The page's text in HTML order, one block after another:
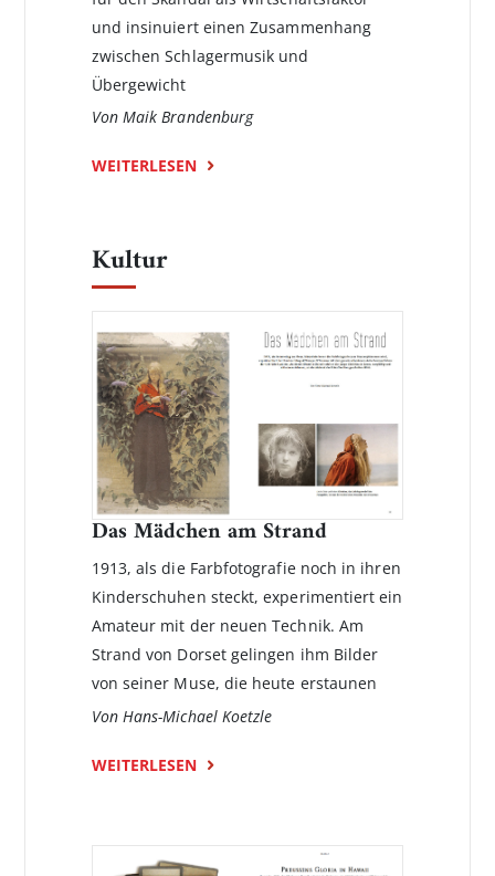
und insinuiert einen Zusammenhang
zwischen Schlagermusik und
Übergewicht
Von Maik Brandenburg
WEITERLESEN
Kultur
Das Mädchen am Strand
1913, als die Farbfotografie noch in ihren
Kinderschuhen steckt, experimentiert ein
Amateur mit der neuen Technik. Am
Strand von Dorset gelingen ihm Bilder
von seiner Muse, die heute erstaunen
Von Hans-Michael Koetzle
WEITERLESEN